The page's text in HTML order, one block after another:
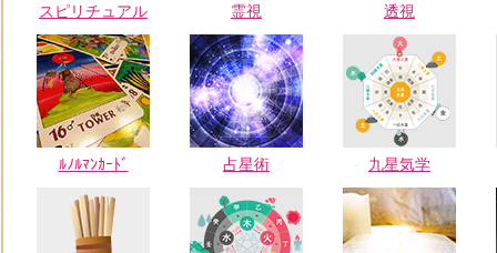
スピリチュアル 霊視 透視
ﾙﾉﾙﾏﾝｶｰﾄﾞ 占星術 九星気学